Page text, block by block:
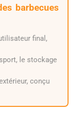
barbecues
final,
le stockage
conçu